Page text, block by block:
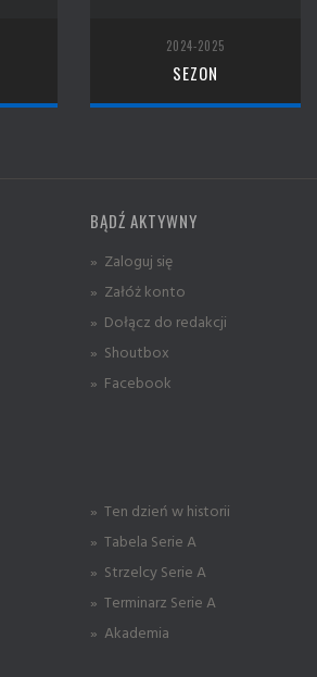
2024-2025
SEZON
BĄDŹ AKTYWNY
» Zaloguj się
» Załóż konto
» Dołącz do redakcji
» Shoutbox
» Facebook
» Ten dzień w historii
» Tabela Serie A
» Strzelcy Serie A
» Terminarz Serie A
» Akademia